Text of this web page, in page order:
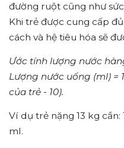
đường ruột cũng như
Khi trẻ được cung cấp
cách và hệ tiêu hóa sẽ
Ước tính lượng nước
Lượng nước uống (ml) =
của trẻ - 10).
Ví dụ trẻ nặng 13 kg cần:
ml.